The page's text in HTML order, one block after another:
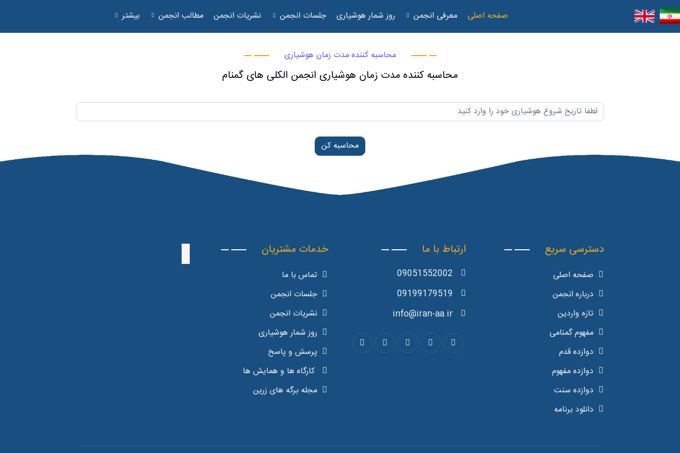
صفحه اصلی معرفی انجمن روز شمار هوشیاری جلسات انجمن نشریات انجمن مطالب انجمن بیشتر
محاسبه کننده مدت زمان هوشیاری
محاسبه کننده مدت زمان هوشیاری انجمن الکلی های گمنام
محاسبه کن
دسترسی سریع
صفحه اصلی
درباره انجمن
تازه واردین
مفهوم گمنامی
دوازده قدم
دوازده مفهوم
دوازده سنت
دانلود برنامه
ارتباط با ما
09051552002
09199179519
info@iran-aa.ir
خدمات مشتریان
تماس با ما
جلسات انجمن
نشریات انجمن
روز شمار هوشیاری
پرسش و پاسخ
کارگاه ها و همایش ها
مجله برگه های زرین